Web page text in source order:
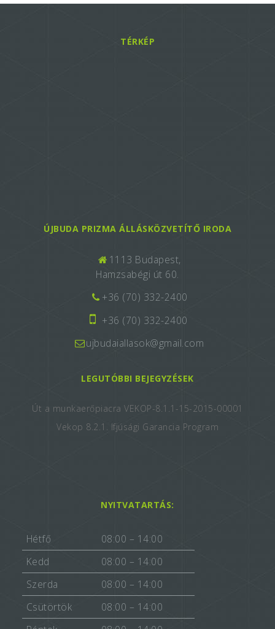
TÉRKÉP
ÚJBUDA PRIZMA ÁLLÁSKÖZVETÍTŐ IRODA
1113 Budapest,
Hamzsabégi út 60.
+36 (70) 332-2400
+36 (70) 332-2400
ujbudaiallasok@gmail.com
LEGUTÓBBI BEJEGYZÉSEK
Út a munkaerőpiacra VEKOP-8.1.1-15-2015-00001
Vekop 8.2.1. Ifjúsági Garancia Program
NYITVATARTÁS:
Hétfő
08:00 – 14:00
Kedd
08:00 – 14:00
Szerda
08:00 – 14:00
Csütörtök
08:00 – 14:00